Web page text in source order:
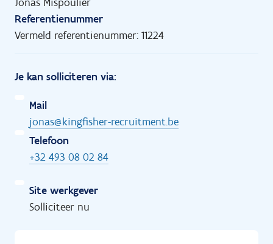
Referentienummer
Vermeld referentienummer: 11224
Je kan solliciteren via:
Mail
jonas@kingfisher-recruitment.be
Telefoon
+32 493 08 02 84
Site werkgever
Solliciteer nu